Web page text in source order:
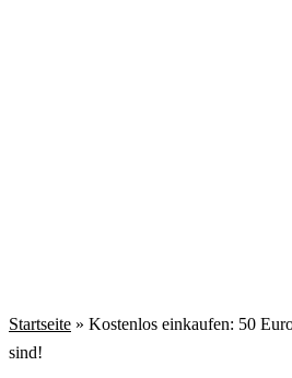
Startseite » Kostenlos einkaufen: 50
sind!